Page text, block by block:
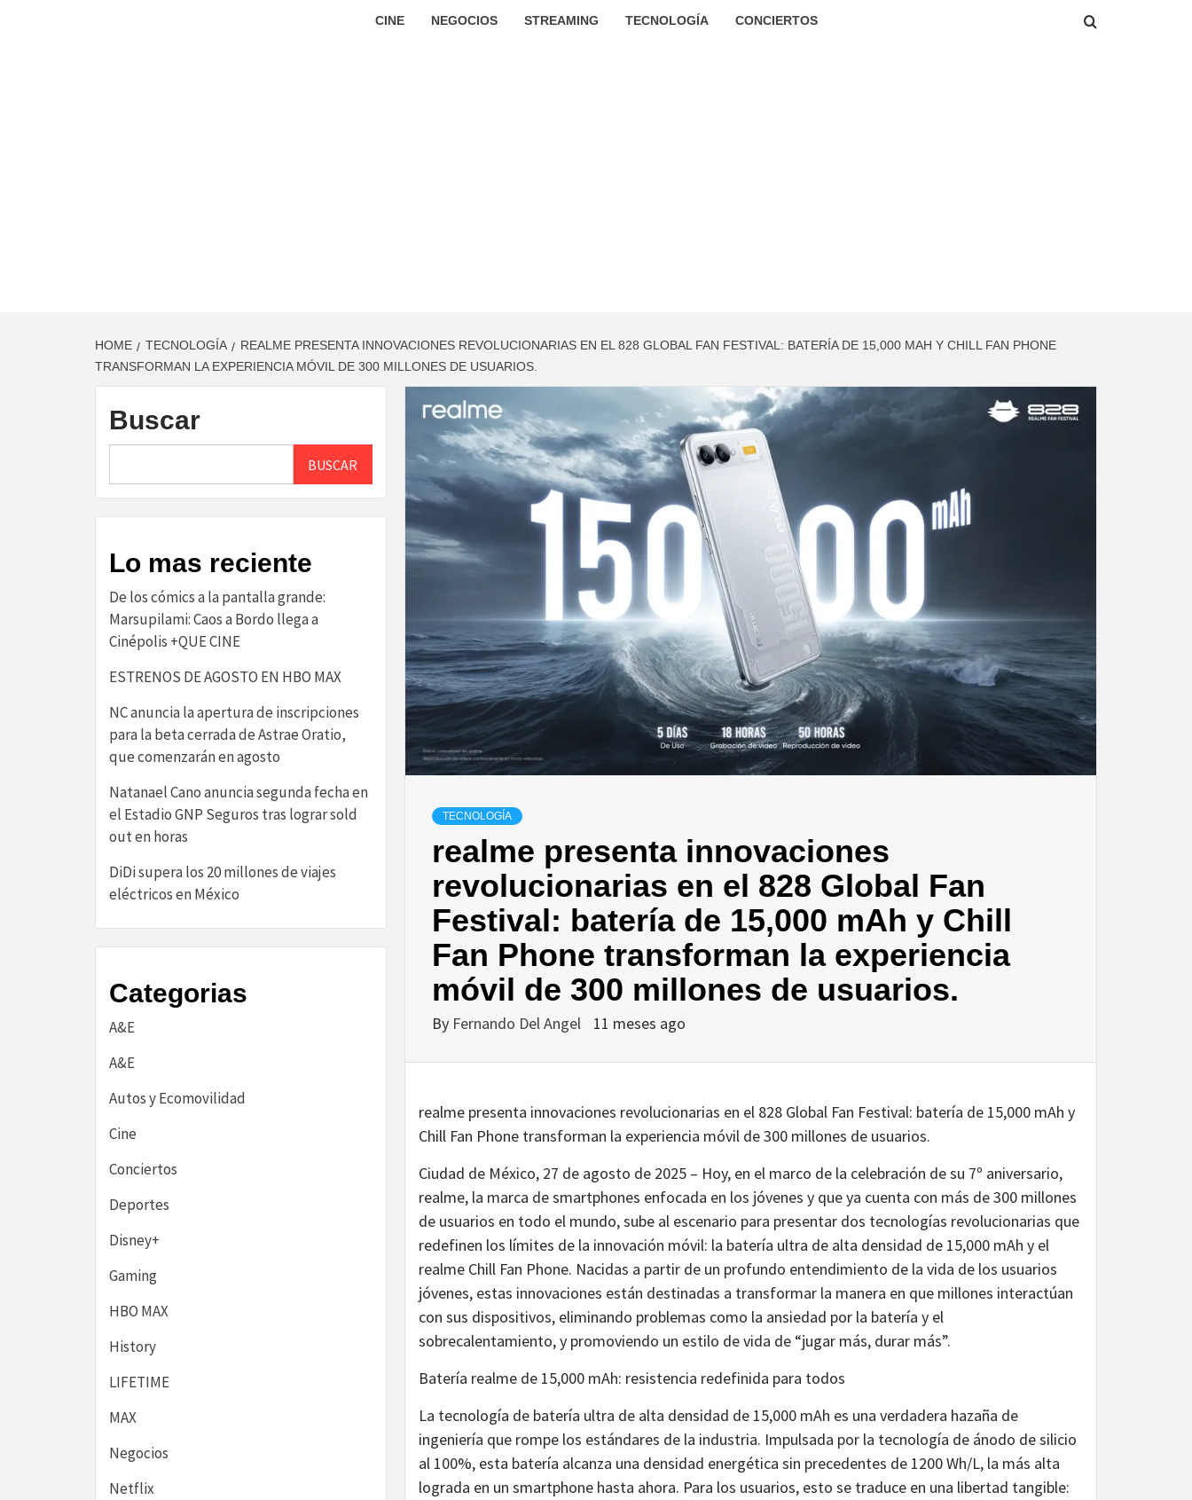
CINE NEGOCIOS STREAMING TECNOLOGÍA CONCIERTOS
HOME TECNOLOGÍA
REALME PRESENTA INNOVACIONES REVOLUCIONARIAS EN EL 828 GLOBAL FAN FESTIVAL: BATERÍA DE 15,000 MAH Y CHILL FAN PHONE
TRANSFORMAN LA EXPERIENCIA MÓVIL DE 300 MILLONES DE USUARIOS.
TECNOLOGÍA
realme presenta innovaciones
revolucionarias en el 828 Global Fan
Festival: batería de 15,000 mAh y Chill
Fan Phone transforman la experiencia
móvil de 300 millones de usuarios.
By Fernando Del Angel 11 meses ago
realme presenta innovaciones revolucionarias en el 828 Global Fan Festival: batería de 15,000 mAh y
Chill Fan Phone transforman la experiencia móvil de 300 millones de usuarios.
Ciudad de México, 27 de agosto de 2025 – Hoy, en el marco de la celebración de su 7º aniversario,
realme, la marca de smartphones enfocada en los jóvenes y que ya cuenta con más de 300 millones
de usuarios en todo el mundo, sube al escenario para presentar dos tecnologías revolucionarias que
redefinen los límites de la innovación móvil: la batería ultra de alta densidad de 15,000 mAh y el
realme Chill Fan Phone. Nacidas a partir de un profundo entendimiento de la vida de los usuarios
jóvenes, estas innovaciones están destinadas a transformar la manera en que millones interactúan
con sus dispositivos, eliminando problemas como la ansiedad por la batería y el
sobrecalentamiento, y promoviendo un estilo de vida de “jugar más, durar más”.
Batería realme de 15,000 mAh: resistencia redefinida para todos
La tecnología de batería ultra de alta densidad de 15,000 mAh es una verdadera hazaña de
ingeniería que rompe los estándares de la industria. Impulsada por la tecnología de ánodo de silicio
al 100%, esta batería alcanza una densidad energética sin precedentes de 1200 Wh/L, la más alta
lograda en un smartphone hasta ahora. Para los usuarios, esto se traduce en una libertad tangible:
Buscar
BUSCAR
Lo mas reciente
De los cómics a la pantalla grande:
Marsupilami: Caos a Bordo llega a
Cinépolis +QUE CINE
ESTRENOS DE AGOSTO EN HBO MAX
NC anuncia la apertura de inscripciones
para la beta cerrada de Astrae Oratio,
que comenzarán en agosto
Natanael Cano anuncia segunda fecha en
el Estadio GNP Seguros tras lograr sold
out en horas
DiDi supera los 20 millones de viajes
eléctricos en México
Categorias
A&E
A&E
Autos y Ecomovilidad
Cine
Conciertos
Deportes
Disney+
Gaming
HBO MAX
History
LIFETIME
MAX
Negocios
Netflix